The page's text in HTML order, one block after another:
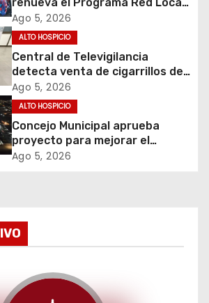
de Apoyos y Cuidados
Ago 5, 2026
ALTO HOSPICIO
Central de Televigilancia
detecta venta de cigarrillos de
contrabando y permite
incautación de más de 3 mil
cajetillas
Ago 5, 2026
ALTO HOSPICIO
Concejo Municipal aprueba
proyecto para mejorar el
alumbrado público del sector El
Ago 5, 2026